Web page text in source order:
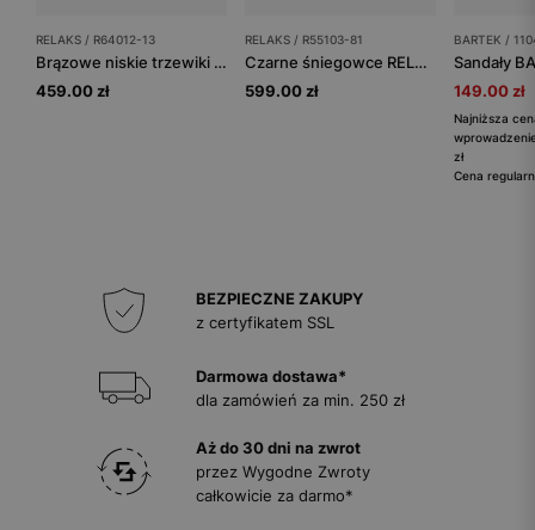
RELAKS / R64012-13
Brązowe niskie trzewiki RELAKS
459.00 zł
RELAKS / R55103-81
Czarne śniegowce RELAKS ze złotymi elementami
599.00 zł
BARTEK /
149.00 zł
Najniższa
zł
Cena
BEZPIECZNE ZAKUPY
z certyfikatem SSL
Darmowa dostawa*
dla zamówień za min. 250 zł
Aż do 30 dni na zwrot
przez Wygodne Zwroty
całkowicie za darmo*